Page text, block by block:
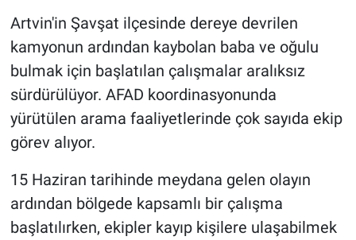
Artvin'in Şavşat ilçesinde dereye devrilen
kamyonun ardından kaybolan baba ve oğulu
bulmak için başlatılan çalışmalar aralıksız
sürdürülüyor. AFAD koordinasyonunda
yürütülen arama faaliyetlerinde çok sayıda ekip
görev alıyor.
15 Haziran tarihinde meydana gelen olayın
ardından bölgede kapsamlı bir çalışma
başlatılırken, ekipler kayıp kişilere ulaşabilmek
HABERDE İNSAN
POLİTİKA
SPOR
Bilim, Teknoloji